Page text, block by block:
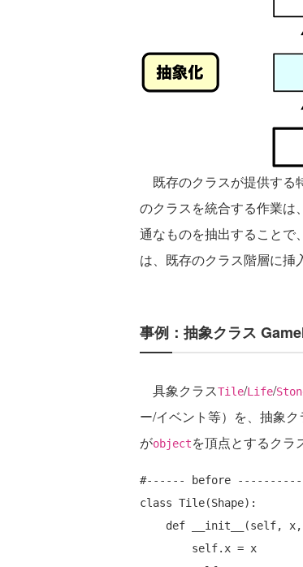
既存のクラスが提供する
のクラスを統合する作業は
通なものを抽出することで
は、既存のクラス階層に挿
事例：抽象クラス
具象クラスTile/Life/
ー/イベント等）を、抽象ク
がobjectを頂点とするクラ
#------ before
class Tile(Shape):